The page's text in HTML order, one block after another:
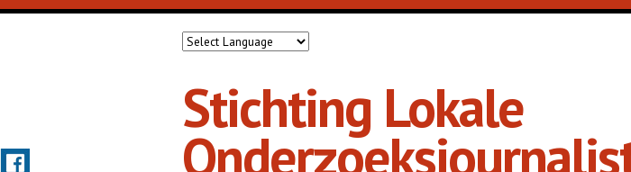
Overslaan en naar de inhoud gaan
Stichting Lokale